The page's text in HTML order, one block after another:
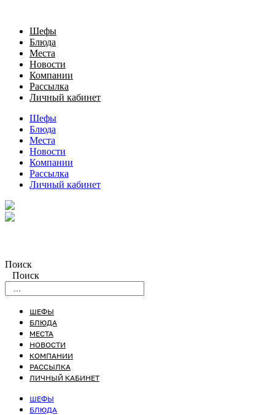
Шефы
Блюда
Места
Новости
Компании
Рассылка
Личный кабинет
Шефы
Блюда
Места
Новости
Компании
Рассылка
Личный кабинет
Поиск
Поиск
ШЕФЫ
БЛЮДА
МЕСТА
НОВОСТИ
КОМПАНИИ
РАССЫЛКА
ЛИЧНЫЙ КАБИНЕТ
ШЕФЫ
БЛЮДА